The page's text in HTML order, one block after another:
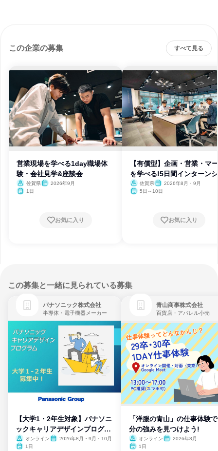
この企業の募集 すべて見る
営業現場を学べる1day職場体
験・会社見学&座談会
佐賀県
2026年9月
1日
お気に入り
【有償型】企画・営業・マ
を学べる!5日間インターン
プ 佐賀県
2026年8月・9月
5日～10日
お気に入り
この募集と一緒に見られている募集
パナソニック株式会社
半導体・電子機器メーカー
【大学1・2年生対象】パナソニ
ックキャリアデザインプログラ
ム
オンライン
2026年8月・9月・10月
1日
青山商事株式会社
百貨店・アパレル小売
「洋服の青山」の仕事体験
分の強みを見つけよう!
オンライン
2026年8月
1日